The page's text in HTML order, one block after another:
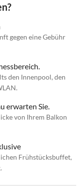
gegen eine Gebühr
den Innenpool, den
erwarten Sie.
von Ihrem Balkon
Frühstücksbuffet,